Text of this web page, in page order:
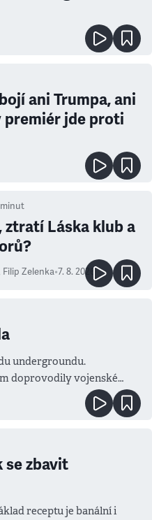
ani Trumpa, ani
premiér jde proti
ztratí Láska klub a
Filip Zelenka•7. 8. 2026
undergroundu.
doprovodily vojenské
se zbavit
receptu je banální i